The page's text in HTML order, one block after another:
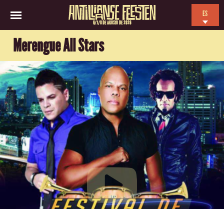
6/7/8 DE AGOSTO DE 2026
ES
FR
Merengue All Stars